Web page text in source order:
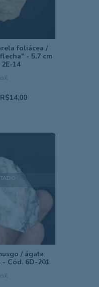
foliácea /
- 5,7 cm
14
R$14,00
/ ágata
- Cód. 6D-201